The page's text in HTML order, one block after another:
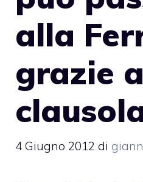
alla
grazie
4 Giugno 2012 di